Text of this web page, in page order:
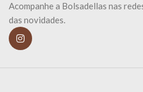
Acompanhe a Bolsadellas nas
das novidades.